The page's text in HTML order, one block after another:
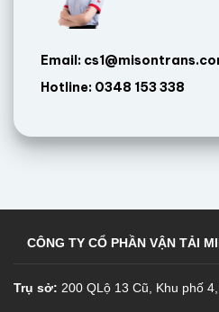
Email:
Hotline: 0348 153 338
CÔNG TY CỔ PHẦN VẬN TẢI
Trụ sở: 200 QLộ 13 Cũ, Khu phố